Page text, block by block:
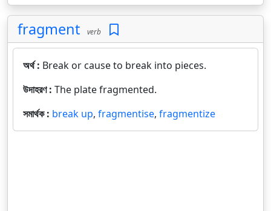
fragment verb
অর্থ : Break or cause to break into pieces.
উদাহরণ : The plate fragmented.
সমার্থক : break up, fragmentise, fragmentize